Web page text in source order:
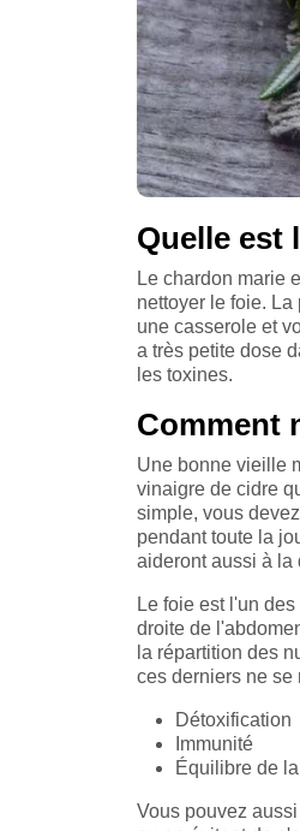
Quelle est
Le chardon marie
nettoyer le foie.
une casserole et
a très petite dose
les toxines.
Comment
Une bonne vieille
vinaigre de cidre
simple, vous
pendant toute la
aideront aussi à la
Le foie est l'un
droite de
la répartition des
ces derniers ne se
Détoxification
Immunité
Équilibre de
Vous pouvez